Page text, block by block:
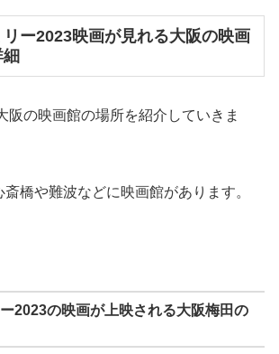
ー2023映画が見れる大阪の映画
阪の映画館の場所を紹介していきま
橋や難波などに映画館があります。
2023の映画が上映される大阪梅田の